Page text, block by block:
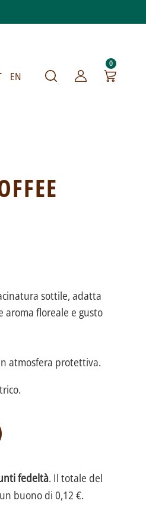
EN
0
sottile, adatta
aroma floreale e gusto
atmosfera protettiva.
fedeltà. Il totale del
buono di 0,12 €.